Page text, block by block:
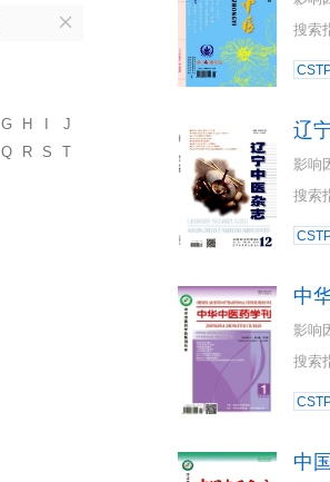
G H
J
Q R S
T
搜索
辽
影响
搜索
中
影响
搜索
中